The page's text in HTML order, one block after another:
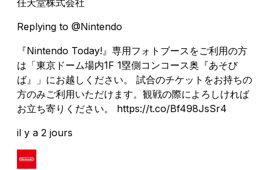
Replying to @Nintendo
『Nintendo Today!』専用フォトブースをご利用の方
は「東京ドーム場内1F 1塁側コンコース奥『あそび
ば』」にお越しください。 試合のチケットをお持ちの
方のみご利用いただけます。観戦の際によろしければ
お立ち寄りください。 https://t.co/Bf498JsSr4
il y a 2 jours